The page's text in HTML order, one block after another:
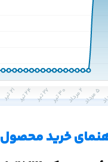
خرید محصول